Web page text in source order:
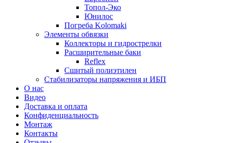
Топол-Эко
Юнилос
Погреба Kolomaki
Элементы обвязки
Коллекторы и гидрострелки
Расширительные баки
Reflex
Сшитый полиэтилен
Стабилизаторы напряжения и ИБП
О нас
Видео
Доставка и оплата
Конфиденциальность
Монтаж
Контакты